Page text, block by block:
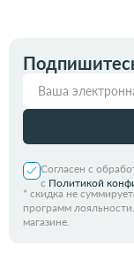
Согласен с
с Политикой
* скидка не
программ
магазине.